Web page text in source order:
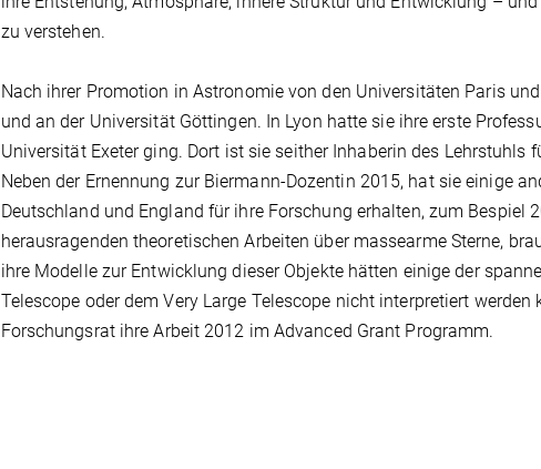
zu verstehen.
Nach ihrer Promotion in Astronomie von den Universitäten Paris
und an der Universität Göttingen. In Lyon hatte sie ihre erste
Universität Exeter ging. Dort ist sie seither Inhaberin des Lehrstuhls
Neben der Ernennung zur Biermann-Dozentin 2015, hat sie einige
Deutschland und England für ihre Forschung erhalten, zum Bespiel
herausragenden theoretischen Arbeiten über massearme Sterne,
ihre Modelle zur Entwicklung dieser Objekte hätten einige der
Telescope oder dem Very Large Telescope nicht interpretiert
Forschungsrat ihre Arbeit 2012 im Advanced Grant Programm.